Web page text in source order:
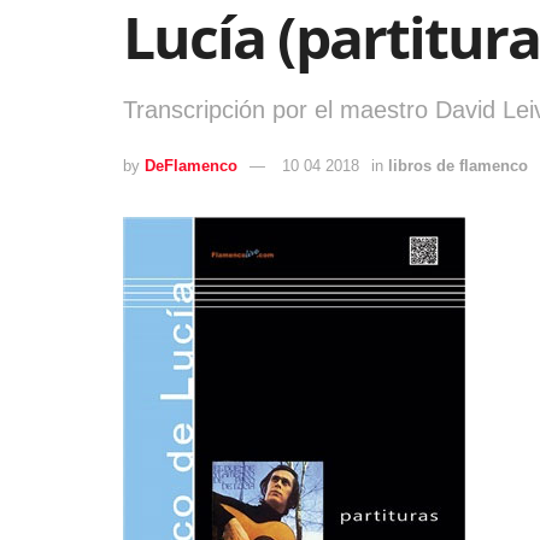
Lucía
Transcripción por el maestro David
by DeFlamenco 10 04 2018 in libros de flamenco